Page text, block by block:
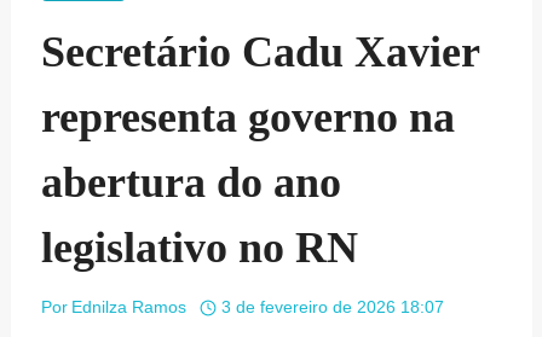
Secretário Cadu Xavier
representa governo na
abertura do ano
legislativo no RN
Por Ednilza Ramos 3 de fevereiro de 2026 18:07